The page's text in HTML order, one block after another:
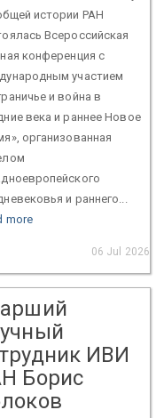
истории РАН
Всероссийская
конференция с
участием
и война в
века и раннее Новое
организованная
и раннего...
more
06 Jul 2026
ИВИ
Борис